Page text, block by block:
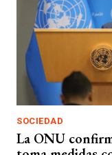
SOCIEDAD
La ONU